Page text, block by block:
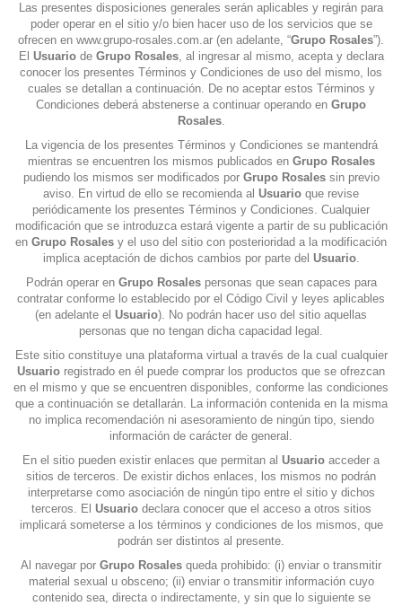
Las presentes disposiciones generales serán aplicables y regirán para
poder operar en el sitio y/o bien hacer uso de los servicios que se
ofrecen en www.grupo-rosales.com.ar (en adelante, “Grupo Rosales”).
El Usuariode Grupo Rosales, al ingresar al mismo, acepta y declara
conocer los presentes Términos y Condiciones de uso del mismo, los
cuales se detallan a continuación. De no aceptar estos Términos y
Condiciones deberá abstenerse a continuar operando en Grupo
Rosales.
La vigencia de los presentes Términos y Condiciones se mantendrá
mientras se encuentren los mismos publicados en Grupo Rosales
pudiendo los mismos ser modificados por Grupo Rosalessin previo
aviso. En virtud de ello se recomienda al Usuario que revise
periódicamente los presentes Términos y Condiciones. Cualquier
modificación que se introduzca estará vigente a partir de su publicación
en Grupo Rosales y el uso del sitio con posterioridad a la modificación
implica aceptación de dichos cambios por parte del Usuario.
Podrán operar en Grupo Rosalespersonas que sean capaces para
contratar conforme lo establecido por el Código Civil y leyes aplicables
(en adelante el Usuario). No podrán hacer uso del sitio aquellas
personas que no tengan dicha capacidad legal.
Este sitio constituye una plataforma virtual a través de la cual cualquier
Usuario registrado en él puede comprar los productos que se ofrezcan
en el mismo y que se encuentren disponibles, conforme las condiciones
que a continuación se detallarán. La información contenida en la misma
no implica recomendación ni asesoramiento de ningún tipo, siendo
información de carácter de general.
En el sitio pueden existir enlaces que permitan al Usuario acceder a
sitios de terceros. De existir dichos enlaces, los mismos no podrán
interpretarse como asociación de ningún tipo entre el sitio y dichos
terceros. El Usuariodeclara conocer que el acceso a otros sitios
implicará someterse a los términos y condiciones de los mismos, que
podrán ser distintos al presente.
Al navegar por Grupo Rosales queda prohibido: (i) enviar o transmitir
material sexual u obsceno; (ii) enviar o transmitir información cuyo
contenido sea, directa o indirectamente, y sin que lo siguiente se